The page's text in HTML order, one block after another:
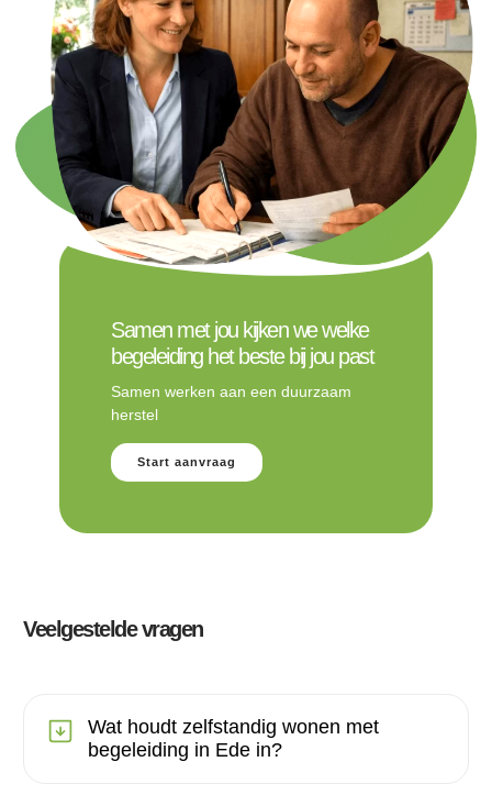
Samen met jou kijken we welke
begeleiding het beste bij jou past
Samen werken aan een duurzaam
herstel
Start aanvraag
Veelgestelde vragen
Wat houdt zelfstandig wonen met
begeleiding in Ede in?